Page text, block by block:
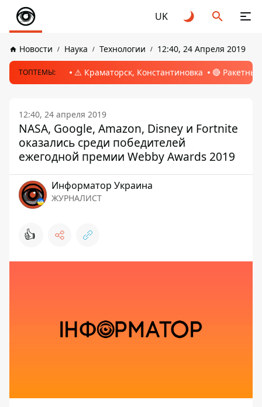
UK
Новости Наука Технологии 12:40, 24 Апреля 2019
ТОПТЕМЫ: ⚠️ Краматорск, Константиновка 🔴
12:40, 24 апреля 2019
NASA, Google, Amazon, Disney и Fortnite
оказались среди победителей
ежегодной премии Webby Awards 2019
Информатор Украина
ЖУРНАЛИСТ
👍